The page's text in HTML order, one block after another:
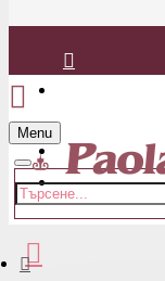
Регистрация
Menu